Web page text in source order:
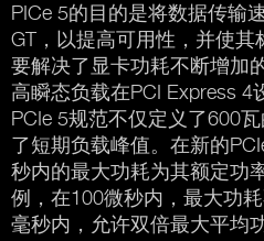
PICe 5的目的是将数据传输
GT，以提高可用性，并使
要解决了显卡功耗不断增加
高瞬态负载在PCI Express 4
PCIe 5规范不仅定义了600
了短期负载峰值。在新的
秒内的最大功耗为其额定功
例，在100微秒内，最大功
毫秒内，允许双倍最大平均功